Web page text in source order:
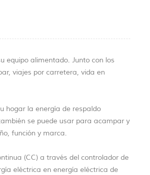
equipo alimentado. Junto con los
viajes por carretera, vida en
hogar la energía de respaldo
se puede usar para acampar y
función y marca.
(CC) a través del controlador de
eléctrica en energía eléctrica de